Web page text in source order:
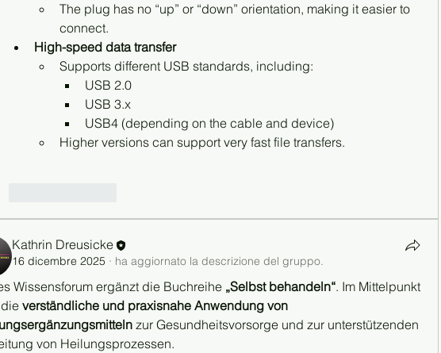
The plug has no “up” or “down” orientation, making it easier to
connect.
High-speed data transfer
Supports different USB standards, including:
USB 2.0
USB 3.x
USB4 (depending on the cable and device)
Higher versions can support very fast file transfers.
Kathrin Dreusicke
16 dicembre 2025 · ha aggiornato la descrizione del gruppo.
Wissensforum ergänzt die Buchreihe „Selbst behandeln“. Im Mittelpunkt
verständliche und praxisnahe Anwendung von
zur Gesundheitsvorsorge und zur unterstützenden
von Heilungsprozessen.